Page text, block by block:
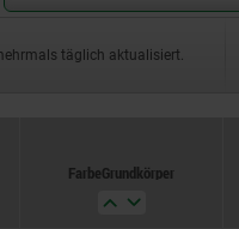
täglich aktualisiert.
Farbe Grundkörper